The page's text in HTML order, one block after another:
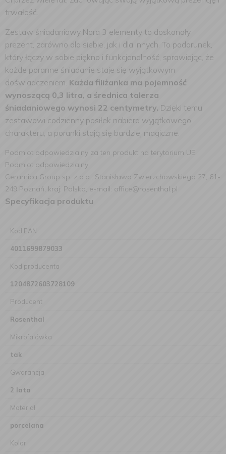
trwałość.
Zestaw śniadaniowy Nora 3 elementy to doskonały
prezent, zarówno dla siebie, jak i dla innych. To podarunek,
który łączy w sobie piękno i funkcjonalność, sprawiając, że
każde poranne śniadanie staje się wyjątkowym
doświadczeniem. Każda filiżanka ma pojemność
wynoszącą 0,3 litra, a średnica talerza
śniadaniowego wynosi 22 centymetry. Dzięki temu
zestawowi codzienny posiłek nabiera wyjątkowego
charakteru, a poranki stają się bardziej magiczne.
Podmiot odpowiedzialny za ten produkt na terytorium UE:
Podmiot odpowiedzialny:
Ceramica Group sp. z o.o., Stanisława Zwierzchowskiego 27, 61-
249 Poznań, kraj: Polska, e-mail: office@rosenthal.pl
Specyfikacja produktu
Kod EAN
4011699879033
Kod producenta
1204872603728109
Producent
Rosenthal
Mikrofalówka
tak
Gwarancja
2 lata
Materiał
porcelana
Kolor